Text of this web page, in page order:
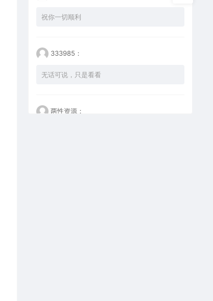
祝你一切顺利
333985：
无话可说，只是看看
两性资源：